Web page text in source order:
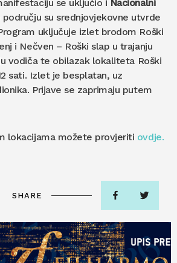
se uključio i Nacionalni
području su srednjovjekovne utvrde
uključuje izlet brodom Roški
i Nečven – Roški slap u trajanju
vodiča te obilazak lokaliteta Roški
sati. Izlet je besplatan, uz
Prijave se zaprimaju putem
lokacijama možete provjeriti ovdje.
SHARE